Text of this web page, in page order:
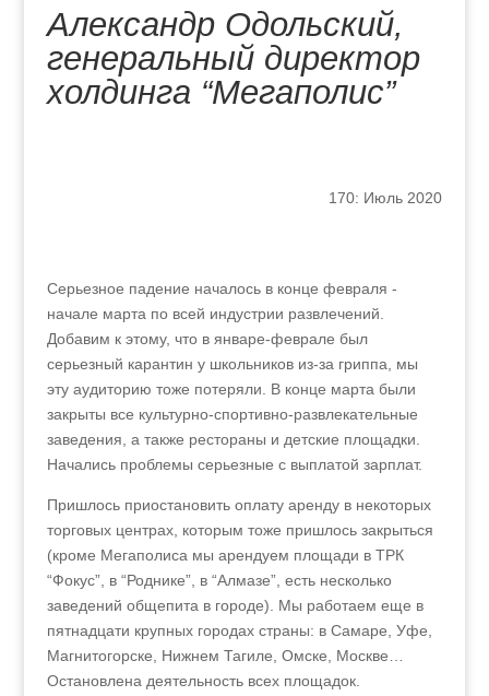
Александр Одольский,
генеральный директор
холдинга “Мегаполис”
170: Июль 2020
Серьезное падение началось в конце февраля -
начале марта по всей индустрии развлечений.
Добавим к этому, что в январе-феврале был
серьезный карантин у школьников из-за гриппа, мы
эту аудиторию тоже потеряли. В конце марта были
закрыты все культурно-спортивно-развлекательные
заведения, а также рестораны и детские площадки.
Начались проблемы серьезные с выплатой зарплат.
Пришлось приостановить оплату аренду в некоторых
торговых центрах, которым тоже пришлось закрыться
(кроме Мегаполиса мы арендуем площади в ТРК
“Фокус”, в “Роднике”, в “Алмазе”, есть несколько
заведений общепита в городе). Мы работаем еще в
пятнадцати крупных городах страны: в Самаре, Уфе,
Магнитогорске, Нижнем Тагиле, Омске, Москве…
Остановлена деятельность всех площадок.